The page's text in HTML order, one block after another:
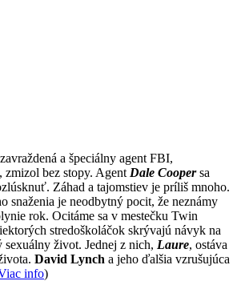
a špeciálny agent FBI,
bez stopy. Agent Dale Coopersa
Záhad a tajomstiev je príliš mnoho.
snaženia je neodbytný pocit, že neznámy
rok. Ocitáme sa v mestečku Twin
stredoškoláčok skrývajú návyk na
sexuálny život. Jednej z nich, Laure, ostáva
David Lynch a jeho ďalšia vzrušujúca
info)